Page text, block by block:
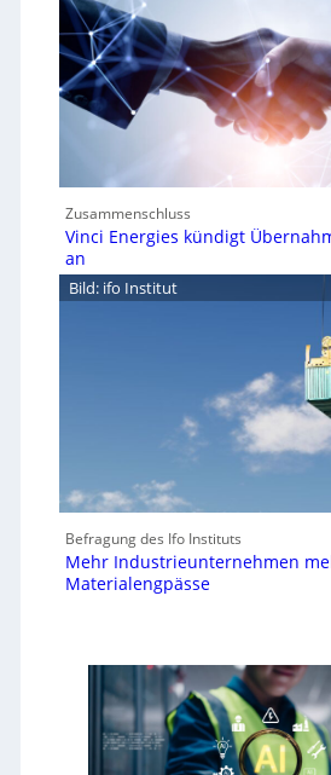
Zusammenschluss
Vinci Energies kündigt
an
Bild: ifo Institut
Befragung des Ifo Instituts
Mehr Industrieunternehmen
Materialengpässe